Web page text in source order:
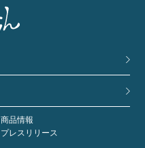
商品情報
プレスリリース